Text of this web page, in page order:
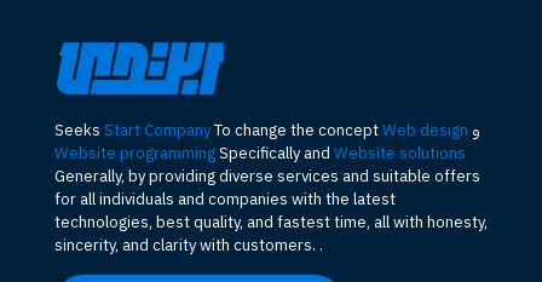
Seeks Start CompanyTo change the conceptWeb design و
Website programmingSpecifically and Website solutions
Generally, by providing diverse services and suitable offers
for all individuals and companies with the latest
technologies, best quality, and fastest time, all with honesty,
sincerity, and clarity with customers. .